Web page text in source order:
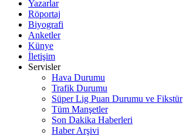
Yazarlar
Röportaj
Biyografi
Anketler
Künye
İletişim
Servisler
Hava Durumu
Trafik Durumu
Süper Lig Puan Durumu ve Fikstür
Tüm Manşetler
Son Dakika Haberleri
Haber Arşivi